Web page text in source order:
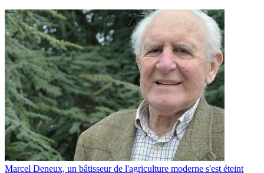
Marcel Deneux, un bâtisseur de l'agriculture moderne s'est éteint